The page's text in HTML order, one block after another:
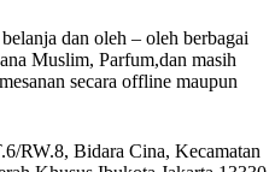
dan oleh – oleh berbagai
Muslim, Parfum,dan masih
secara offline maupun
RW.8, Bidara Cina, Kecamatan